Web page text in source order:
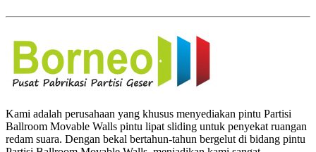
ruang
Kami adalah perusahaan yang khusus menyediakan pintu Partisi
Ballroom Movable Walls pintu lipat sliding untuk penyekat ruangan
redam suara. Dengan bekal bertahun-tahun bergelut di bidang pintu